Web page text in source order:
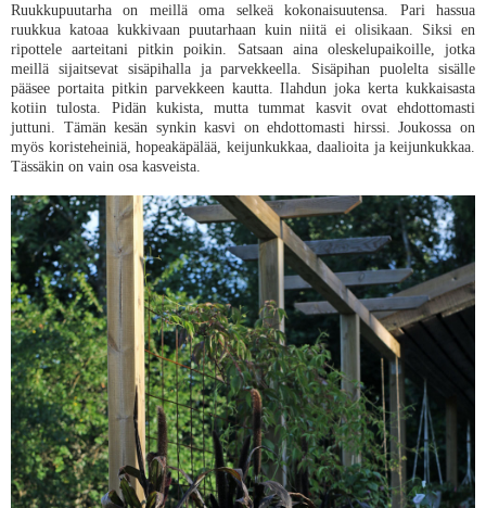
Ruukkupuutarha on meillä oma selkeä kokonaisuutensa. Pari hassua
ruukkua katoaa kukkivaan puutarhaan kuin niitä ei olisikaan. Siksi en
ripottele aarteitani pitkin poikin. Satsaan aina oleskelupaikoille, jotka
meillä sijaitsevat sisäpihalla ja parvekkeella. Sisäpihan puolelta sisälle
pääsee portaita pitkin parvekkeen kautta. Ilahdun joka kerta kukkaisasta
kotiin tulosta. Pidän kukista, mutta tummat kasvit ovat ehdottomasti
juttuni. Tämän kesän synkin kasvi on ehdottomasti hirssi. Joukossa on
myös koristeheiniä, hopeakäpälää, keijunkukkaa, daalioita ja keijunkukkaa.
Tässäkin on vain osa kasveista.